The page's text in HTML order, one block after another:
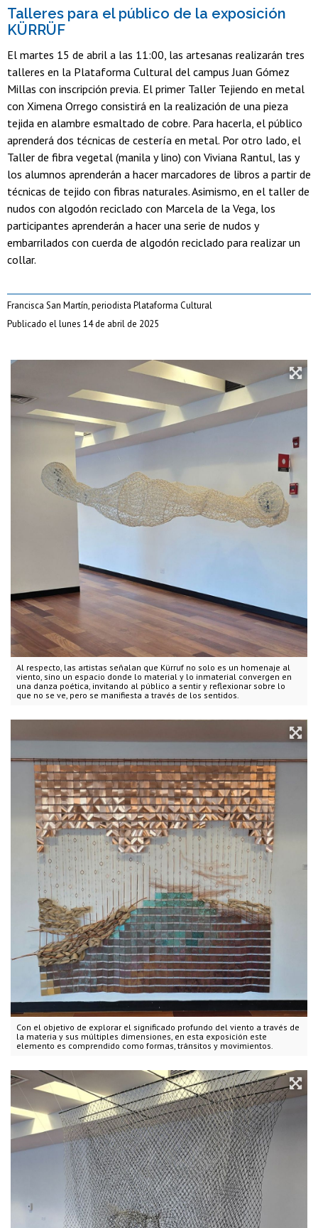
Al respecto, las artistas señalan que Kürruf no solo es un homenaje al
viento, sino un espacio donde lo material y lo inmaterial convergen en
una danza poética, invitando al público a sentir y reflexionar sobre lo
que no se ve, pero se manifiesta a través de los sentidos.
Con el objetivo de explorar el significado profundo del viento a través de
la materia y sus múltiples dimensiones, en esta exposición este
elemento es comprendido como formas, tránsitos y movimientos.
Talleres para el público de la exposición
KÜRRÜF
El martes 15 de abril a las 11:00, las artesanas realizarán tres
talleres en la Plataforma Cultural del campus Juan Gómez
Millas con inscripción previa. El primer Taller Tejiendo en metal
con Ximena Orrego consistirá en la realización de una pieza
tejida en alambre esmaltado de cobre. Para hacerla, el público
aprenderá dos técnicas de cestería en metal. Por otro lado, el
Taller de fibra vegetal (manila y lino) con Viviana Rantul, las y
los alumnos aprenderán a hacer marcadores de libros a partir de
técnicas de tejido con fibras naturales. Asimismo, en el taller de
nudos con algodón reciclado con Marcela de la Vega, los
participantes aprenderán a hacer una serie de nudos y
embarrilados con cuerda de algodón reciclado para realizar un
collar.
Francisca San Martín, periodista Plataforma Cultural
Publicado el lunes 14 de abril de 2025